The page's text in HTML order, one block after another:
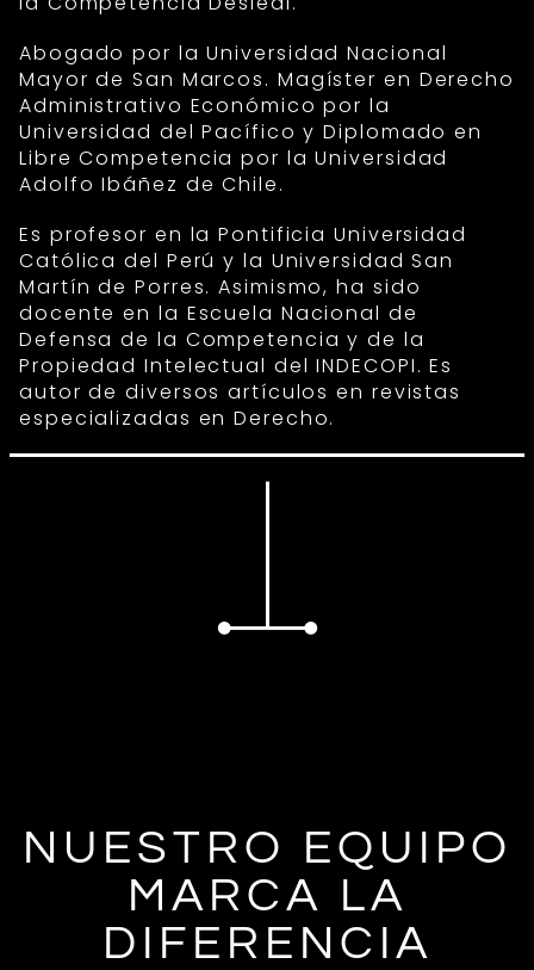
Abogado por la Universidad Nacional
Mayor de San Marcos. Magíster en Derecho
Administrativo Económico por la
Universidad del Pacífico y Diplomado en
Libre Competencia por la Universidad
Adolfo Ibáñez de Chile.
Es profesor en la Pontificia Universidad
Católica del Perú y la Universidad San
Martín de Porres. Asimismo, ha sido
docente en la Escuela Nacional de
Defensa de la Competencia y de la
Propiedad Intelectual del INDECOPI. Es
autor de diversos artículos en revistas
especializadas en Derecho.
NUESTRO EQUIPO
MARCA LA
DIFERENCIA